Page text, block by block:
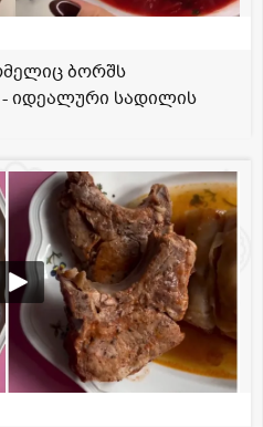
ბორშს
იდეალური სადილის